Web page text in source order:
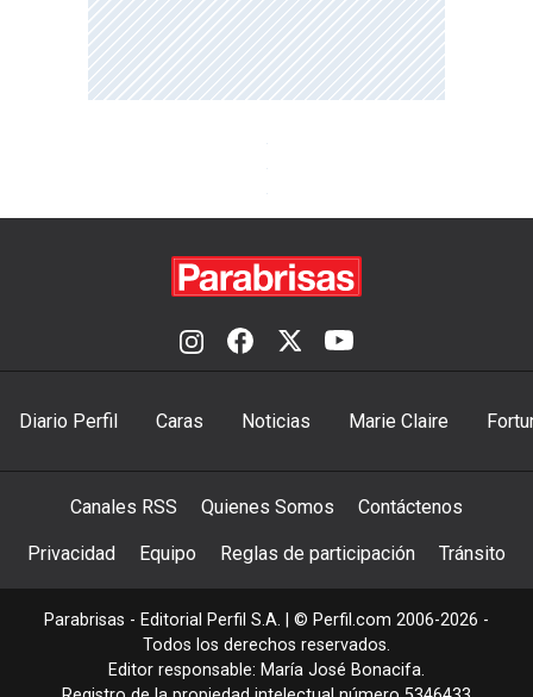
Diario Perfil Caras Noticias Marie Claire
Canales RSS Quienes Somos Contáctenos
Privacidad Equipo Reglas de participación Tránsito
Parabrisas - Editorial Perfil S.A. | © Perfil.com 2006-2026 -
Todos los derechos reservados.
Editor responsable: María José Bonacifa.